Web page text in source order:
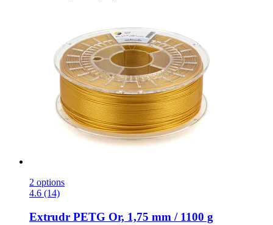
2 options
4.6 (14)
Extrudr PETG Or, 1,75 mm / 1100 g